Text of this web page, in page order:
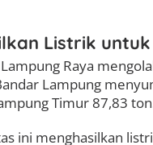
Listrik
Lampung Raya
Lampung
Timur 87,83
ini menghasilkan